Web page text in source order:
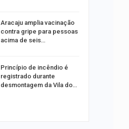
Aracaju amplia vacinação
contra gripe para pessoas
acima de seis…
Princípio de incêndio é
registrado durante
desmontagem da Vila do…